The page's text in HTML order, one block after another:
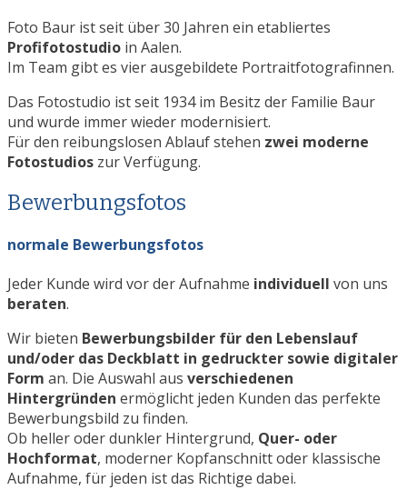
Foto Baur ist seit über 30 Jahren ein etabliertes
Profifotostudio in Aalen.
Im Team gibt es vier ausgebildete Portraitfotografinnen.
Das Fotostudio ist seit 1934 im Besitz der Familie Baur
und wurde immer wieder modernisiert.
Für den reibungslosen Ablauf stehen zwei moderne
Fotostudios zur Verfügung.
Bewerbungsfotos
normale Bewerbungsfotos
Jeder Kunde wird vor der Aufnahme individuell von uns
beraten.
Wir bieten Bewerbungsbilder für den Lebenslauf
und/oder das Deckblatt in gedruckter sowie digitaler
Form an. Die Auswahl aus verschiedenen
Hintergründen ermöglicht jeden Kunden das perfekte
Bewerbungsbild zu finden.
Ob heller oder dunkler Hintergrund, Quer- oder
Hochformat, moderner Kopfanschnitt oder klassische
Aufnahme, für jeden ist das Richtige dabei.